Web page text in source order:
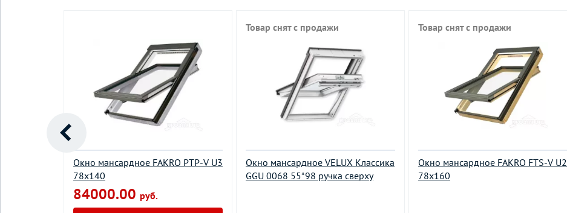
Окно мансардное FAKRO PTP-V U3
78х140
84000.00 руб.
Окно мансардное VELUX Классика
GGU 0068 55*98 ручка сверху
Товар снят с продажи
Окно мансардное FAKRO FTS-V U2
78х160
Товар снят с продажи